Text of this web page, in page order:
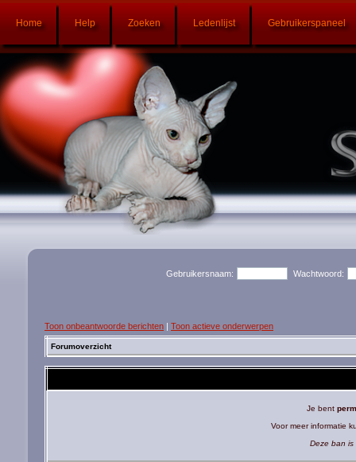
Home Help Zoeken Ledenlijst Gebruikerspaneel
Gebruikersnaam: Wachtwoord:
Toon onbeantwoorde berichten | Toon actieve onderwerpen
Forumoverzicht
Je bent
Voor meer informatie
Deze ban is